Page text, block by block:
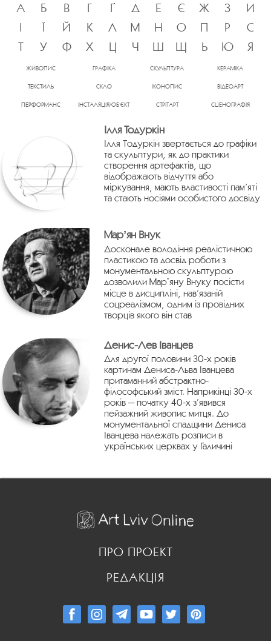
А
Б В Г Ґ Д Е Є Ж З
И
І
Ї Й К Л М Н О П Р
С
Т
У Ф Х Ц Ч Ш Щ Ь Ю Я
ЖИВОПИС ГРАФІКА СКУЛЬПТУРА КЕРАМІКА
ТЕКСТИЛЬ СКЛО ІКОНОПИС ВІДЕОАРТ
ПЕРФОРМАНС ІНСТАЛЯЦІЯ/ОБ’ЄКТ СТРІТАРТ СЦЕНОГРАФІЯ
Ілля Тодуркін
Ілля Тодуркін звертається до графіки
та скульптури, як до практики
створення артефактів, що
відображають відчуття або
міркування, мають властивості пам’яті
та стають носіями особистого досвіду
Марʼян Внук
Досконале володіння реалістичною
пластикою та досвід роботи з
монументальною скульптурою
дозволили Марʼяну Внуку посісти
місце в дисципліні, нав’язаній
соцреалізмом, одним із провідних
творців якого він став
Денис-Лев Іванцев
Для другої половини 30-х років
картинам Дениса-Льва Іванцева
притаманний абстрактно-
філософський зміст. Наприкінці 30-х
років — початку 40-х з’явився
пейзажний живопис митця. До
монументальної спадщини Дениса
Іванцева належать розписи в
українських церквах у Галичині
ПРО ПРОЕКТ
РЕДАКЦІЯ